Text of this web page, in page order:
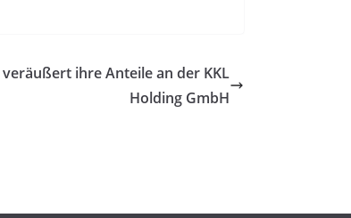
veräußert ihre Anteile an der KKL
Holding GmbH